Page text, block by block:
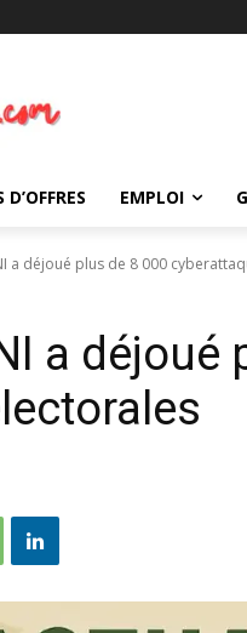
EMPLOI
a déjoué plus de 8 000
a déjoué